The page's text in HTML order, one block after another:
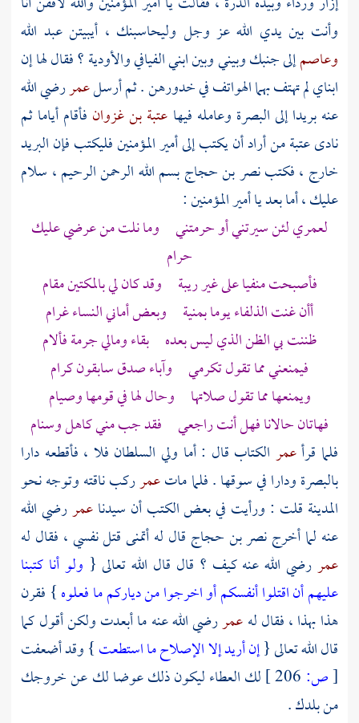
وأنت بين يدي الله عز وجل وليحاسبنك ، أيبيتنعبد الله
وعاصمإلى جنبك وبيني وبين ابني الفيافي والأودية ؟ فقال لها إن
ابناي لم تهتف بهما الهواتف في خدورهن . ثم أرسلعمررضي الله
عنه بريدا إلىالبصرة وعامله فيها عتبة بن غزوان فأقام أياما ثم
نادىعتبةمن أراد أن يكتب إلى أمير المؤمنين فليكتب فإن البريد
خارج ، فكتبنصر بن حجاجبسم الله الرحمن الرحيم ، سلام
عليك ، أما بعد يا أمير المؤمنين :
لعمري لئن سيرتني أو حرمتني وما نلت من عرضي عليك
حرام
فأصبحت منفيا على غير ريبة وقد كان ليبالمكتينمقام
أأن غنت الذلفاء يوما بمنية وبعض أماني النساء غرام
ظننت بي الظن الذي ليس بعده بقاء ومالي جرمة فألام
فيمنعني مما تقول تكرمي وآباء صدق سابقون كرام
ويمنعها مما تقول صلاتها وحال لها في قومها وصيام
فهاتان حالانا فهل أنت راجعي فقد جب مني كاهل وسنام
فلما قرأعمر الكتاب قال : أما ولي السلطان فلا ، فأقطعه دارا
بالبصرةودارا في سوقها . فلما ماتعمرركب ناقته وتوجه نحو
المدينة قلت : ورأيت في بعض الكتب أن سيدناعمررضي الله
عنه لما أخرجنصر بن حجاج قال له أتمنى قتل نفسي ، فقال له
عمررضي الله عنه كيف ؟ قال قال الله تعالى { ولو أنا كتبنا
عليهم أن اقتلوا أنفسكم أو اخرجوا من دياركم ما فعلوه} فقرن
هذا بهذا ، فقال لهعمررضي الله عنه ما أبعدت ولكن أقول كما
قال الله تعالى {إن أريد إلا الإصلاح ما استطعت} وقد أضعفت
[ص:
لك العطاء ليكون ذلك عوضا لك عن خروجك
من بلدك .